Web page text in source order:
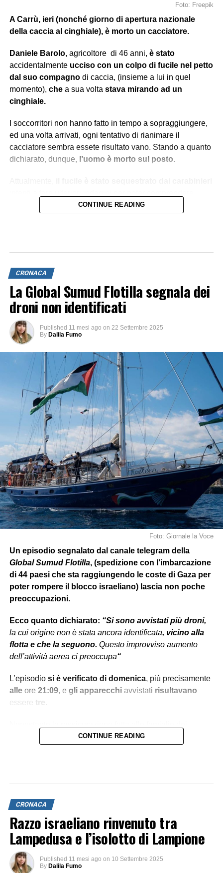
Foto: Freepik
A Carrù, ieri (nonché giorno di apertura nazionale
della caccia al cinghiale), è morto un cacciatore.
Daniele Barolo, agricoltore di 46 anni, è stato
accidentalmenteucciso con un colpo di fucile nel petto
dal suo compagno di caccia, (insieme a lui in quel
momento), chea sua volta stava mirando ad un
cinghiale.
I soccorritori non hanno fatto in tempo a sopraggiungere,
ed una volta arrivati, ogni tentativo di rianimare il
cacciatore sembra essete risultato vano. Stando a quanto
dichiarato, dunque, l’uomo è morto sul posto.
quale traiettoria abbia seguito il proiettile.
CONTINUE READING
CRONACA
La Global Sumud Flotilla segnala dei
droni non identificati
Published 11 mesi ago on 22 Settembre 2025
By Dalila Fumo
Foto: Giornale la Voce
Un episodio segnalato dal canale telegram della
Global Sumud Flotilla, (spedizione con l’imbarcazione
di 44 paesi che sta raggiungendo le coste di Gaza per
poter rompere il blocco israeliano) lascia non poche
preoccupazioni.
Ecco quanto dichiarato: “Si sono avvistati più droni,
la cui origine non è stata ancora identificata, vicino alla
flotta e che la seguono. Questo improvviso aumento
dell’attività aerea ci preoccupa“
L’episodiosi è verificato di domenica, più precisamente
alleore 21:09, e gli apparecchiavvistati risultavano
essere tre
l’attivistabrasilianoThiago Avila
organizzare bene la guardia notturna di stanotte.
CONTINUE READING
CRONACA
Razzo israeliano rinvenuto tra
Lampedusa e l’isolotto di Lampione
Published 11 mesi ago on 10 Settembre 2025
By Dalila Fumo